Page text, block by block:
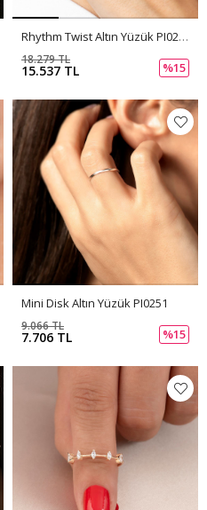
Rhythm Twist Altın Yüzük PI0253
15.537 TL
18.279 TL
%15
Mini Disk Altın Yüzük PI0251
7.706 TL
9.066 TL
%15